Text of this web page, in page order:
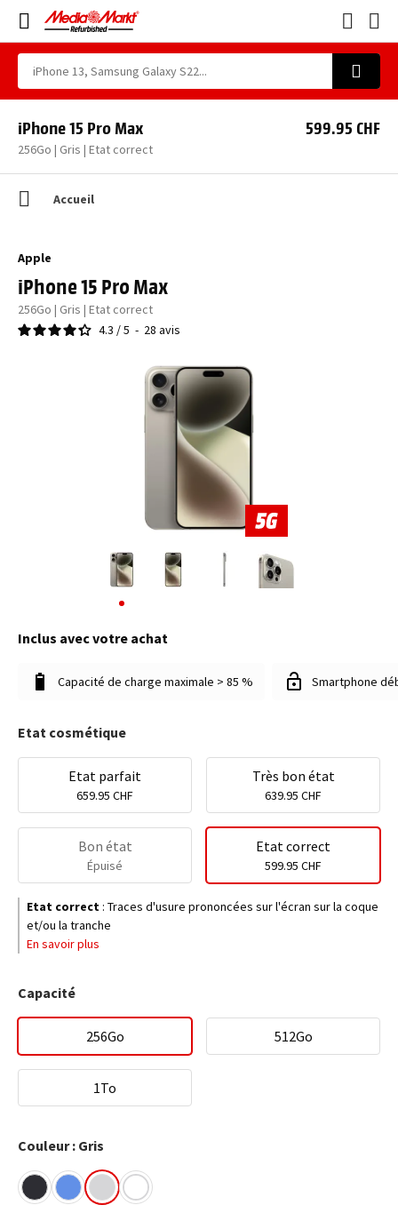
iPhone 15 Pro Max
256Go | Gris | Etat correct
599.95 CHF
Accueil
Apple
iPhone 15 Pro Max
256Go | Gris | Etat correct
4.3 /5 - 28 avis
Inclus avec votre achat
Capacité de charge maximale > 85 % Smartphone
Etat cosmétique
Etat parfait
659.95 CHF
Très bon état
639.95 CHF
Bon état
Épuisé
Etat correct
599.95 CHF
Etat correct : Traces d'usure prononcées sur l'écran sur la coque
et/ou la tranche
En savoir plus
Capacité
256Go 512Go
1To
Couleur : Gris